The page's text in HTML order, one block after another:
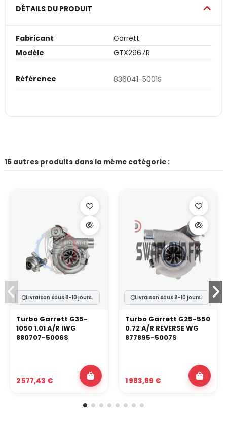
DÉTAILS DU PRODUIT
Fabricant
Garrett
Modèle
GTX2967R
Référence 836041-5001S
16 autres produits dans la même catégorie :
Livraison sous 8-10 jours.
Turbo Garrett G35-
1050 1.01 A/R IWG
880707-5006S
2 577,43 €
Livraison sous 8-10 jours.
Turbo Garrett G25-550
0.72 A/R REVERSE WG
877895-5007S
1 983,89 €